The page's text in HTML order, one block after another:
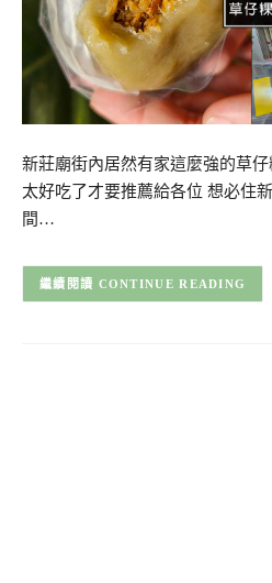
新莊廟街內居然有家這麼強的草
太好吃了才要推薦給各位 想必住
間…
CONTINUE READING